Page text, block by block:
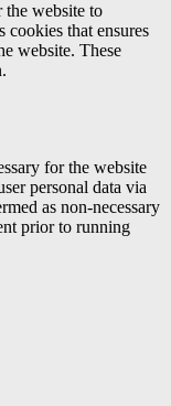
the website to
that ensures
website. These
for the website
personal data via
as non-necessary
prior to running